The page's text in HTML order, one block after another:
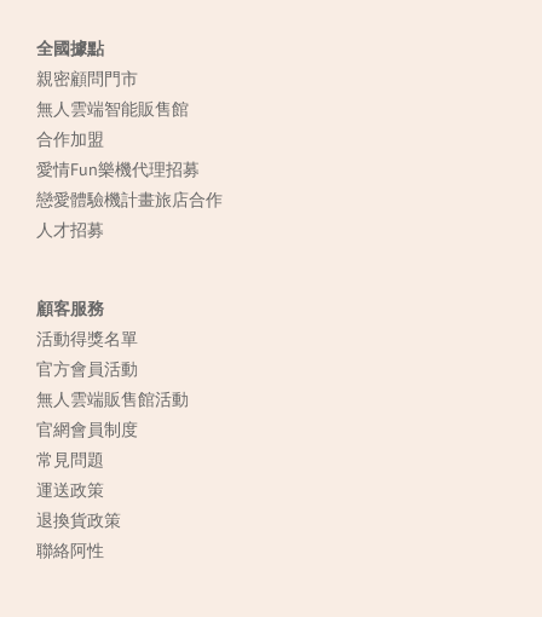
全國據點
親密顧問門市
無人雲端智能販售館
合作加盟
愛情Fun樂機代理招募
戀愛體驗機計畫旅店合作
人才招募
顧客服務
活動得獎名單
官方會員活動
無人雲端販售館活動
官網會員制度
常見問題
運送政策
退換貨政策
聯絡阿性